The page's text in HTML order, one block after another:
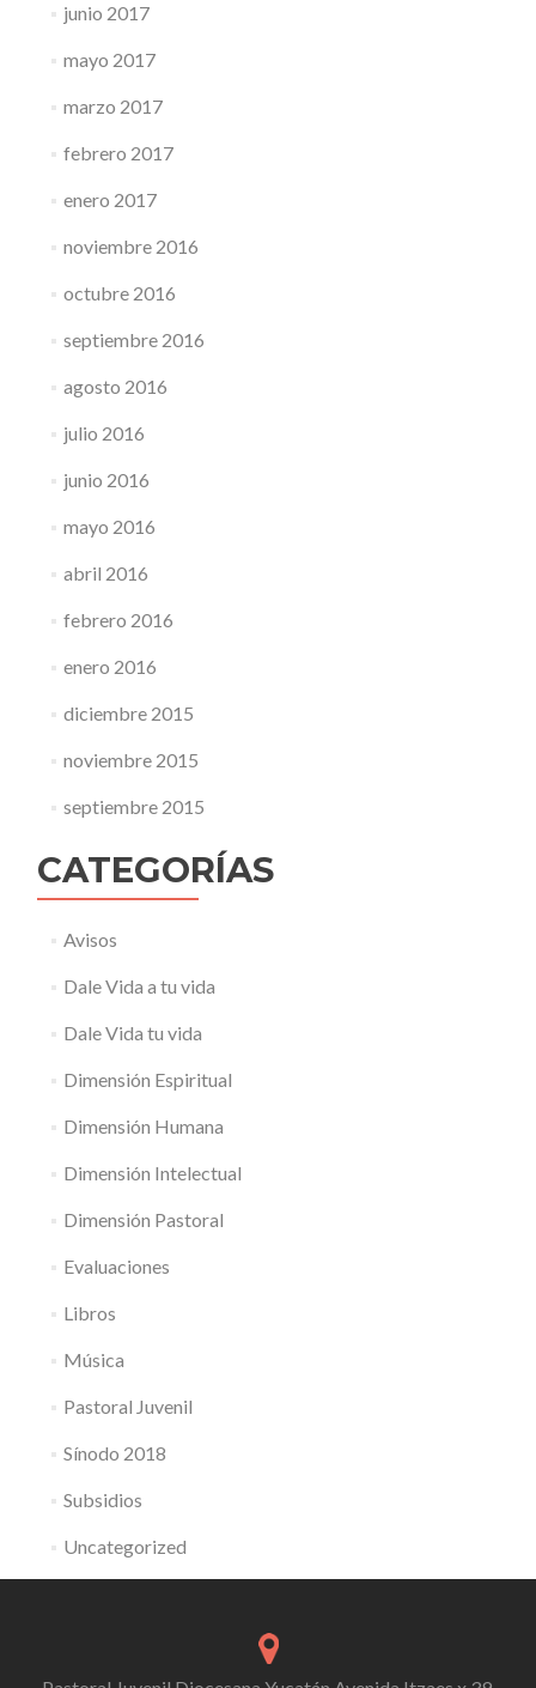
junio 2017
mayo 2017
marzo 2017
febrero 2017
enero 2017
noviembre 2016
octubre 2016
septiembre 2016
agosto 2016
julio 2016
junio 2016
mayo 2016
abril 2016
febrero 2016
enero 2016
diciembre 2015
noviembre 2015
septiembre 2015
CATEGORÍAS
Avisos
Dale Vida a tu vida
Dale Vida tu vida
Dimensión Espiritual
Dimensión Humana
Dimensión Intelectual
Dimensión Pastoral
Evaluaciones
Libros
Música
Pastoral Juvenil
Sínodo 2018
Subsidios
Uncategorized